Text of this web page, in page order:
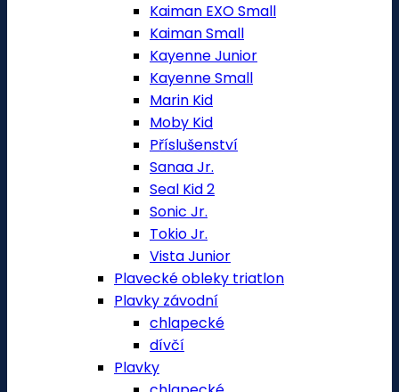
Kaiman EXO Small
Kaiman Small
Kayenne Junior
Kayenne Small
Marin Kid
Moby Kid
Příslušenství
Sanaa Jr.
Seal Kid 2
Sonic Jr.
Tokio Jr.
Vista Junior
Plavecké obleky triatlon
Plavky závodní
chlapecké
dívčí
Plavky